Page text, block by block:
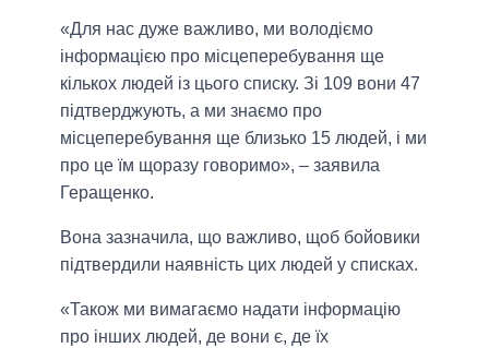
«Для нас дуже важливо, ми володіємо
інформацією про місцеперебування ще
кількох людей із цього списку. Зі 109 вони 47
підтверджують, а ми знаємо про
місцеперебування ще близько 15 людей, і ми
про це їм щоразу говоримо», – заявила
Геращенко.
Вона зазначила, що важливо, щоб бойовики
підтвердили наявність цих людей у списках.
«Також ми вимагаємо надати інформацію
про інших людей, де вони є, де їх